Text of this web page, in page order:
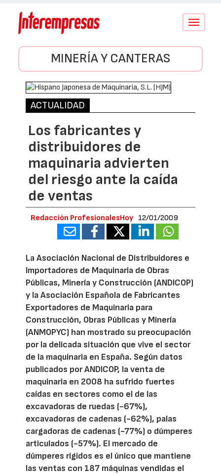
Conmutar
MINERÍA Y CANTERAS
ACTUALIDAD
Los fabricantes y
distribuidores de
maquinaria advierten
del riesgo ante la caída
de ventas
Redacción ProfesionalesHoy 12/01/2009
La Asociación Nacional de Distribuidores e
Importadores de Maquinaria de Obras
Públicas, Minería y Construcción (ANDICOP)
y la Asociación Española de Fabricantes
Exportadores de Maquinaria para
Construcción, Obras Públicas y Minería
(ANMOPYC) han mostrado su preocupación
por la delicada situación que vive el sector
de la maquinaria en España. Según datos
publicados por ANDICOP, la venta de
maquinaria en 2008 ha sufrido fuertes
caídas en sectores como el de las
excavadoras de ruedas (-67%),
excavadoras de cadenas (-62%), palas
cargadoras de cadenas (-77%) o dúmperes
articulados (-57%). El mercado de
dúmperes rígidos es el único que mantiene
las ventas con 187 máquinas vendidas el